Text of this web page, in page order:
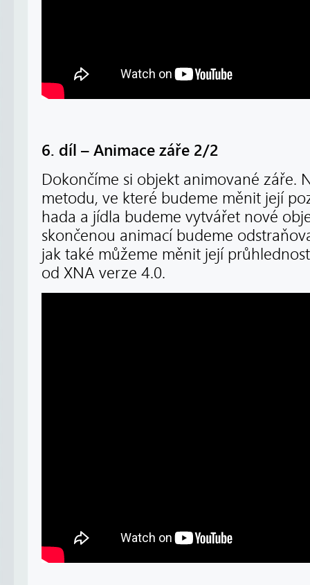
6. díl – Animace záře 2/2
Dokončíme si objekt animované záře.
metodu, ve které budeme měnit její
hada a jídla budeme vytvářet nové
skončenou animací budeme
jak také můžeme měnit její
od XNA verze 4.0.